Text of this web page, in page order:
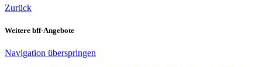
Zurück
Weitere bff-Angebote
Navigation überspringen